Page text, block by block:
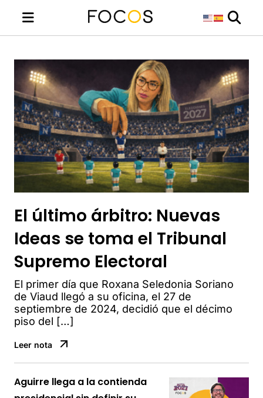
El último árbitro: Nuevas
Ideas se toma el Tribunal
Supremo Electoral
El primer día que Roxana Seledonia Soriano
de Viaud llegó a su oficina, el 27 de
septiembre de 2024, decidió que el décimo
piso del […]
Leer nota
Aguirre llega a la contienda